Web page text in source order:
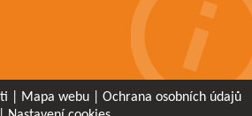
Mapa webu
Ochrana osobních údajů